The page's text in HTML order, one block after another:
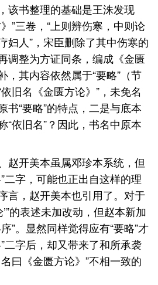
该书整理的基础是王洙发现
”三卷，“上则辨伤寒，中则论
妇人”，宋臣删除了其中伤寒的
调整为方证同条，编成《金匮
，其内容依然属于“要略”（节
旧名《金匮方论》”，未免名
书“要略”的特点，二是与底本
“依旧名”？因此，书名中原本
赵开美本虽属邓珍本系统，但
二字，可能也正出自这样的理
言，赵开美本也引用了。对于
的表述未加改动，但赵本新加
”。显然同样觉得应有“要略”才
二字后，却又带来了和所承袭
曰《金匮方论》”不相一致的